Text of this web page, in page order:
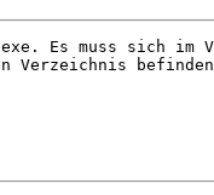
Es muss sich im
Verzeichnis